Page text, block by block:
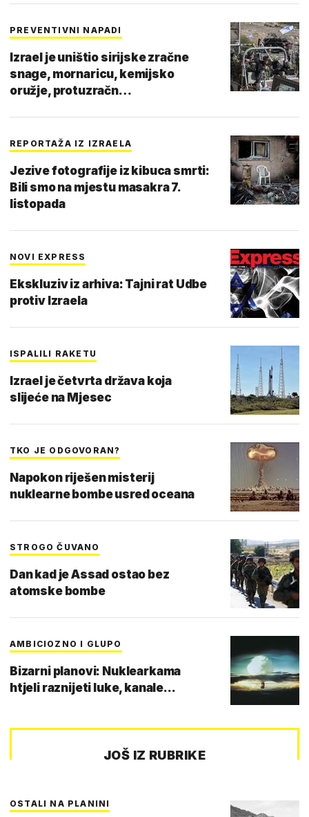
PREVENTIVNI NAPADI
Izrael je uništio sirijske zračne
snage, mornaricu, kemijsko
oružje, protuzračn…
REPORTAŽA IZ IZRAELA
Jezive fotografije iz kibuca smrti:
Bili smo na mjestu masakra 7.
listopada
NOVI EXPRESS
Ekskluziv iz arhiva: Tajni rat Udbe
protiv Izraela
ISPALILI RAKETU
Izrael je četvrta država koja
slijeće na Mjesec
TKO JE ODGOVORAN?
Napokon riješen misterij
nuklearne bombe usred oceana
STROGO ČUVANO
Dan kad je Assad ostao bez
atomske bombe
AMBICIOZNO I GLUPO
Bizarni planovi: Nuklearkama
htjeli raznijeti luke, kanale...
JOŠ IZ RUBRIKE
OSTALI NA PLANINI